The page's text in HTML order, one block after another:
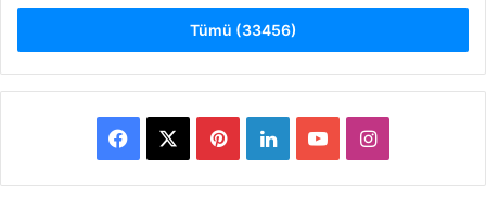
Tümü (33456)
Facebook PinterestLinkedInYouTubeInstagram